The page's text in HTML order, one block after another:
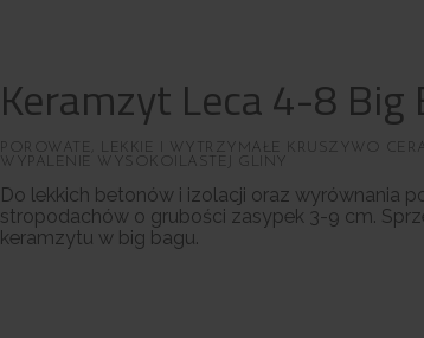
Keramzyt Leca 4-8 Big
POROWATE, LEKKIE I WYTRZYMAŁE KRUSZYWO
WYPALENIE WYSOKOILASTEJ GLINY
Do lekkich betonów i izolacji oraz wyrównania
stropodachów o grubości zasypek 3-9 cm.
keramzytu w big bagu.